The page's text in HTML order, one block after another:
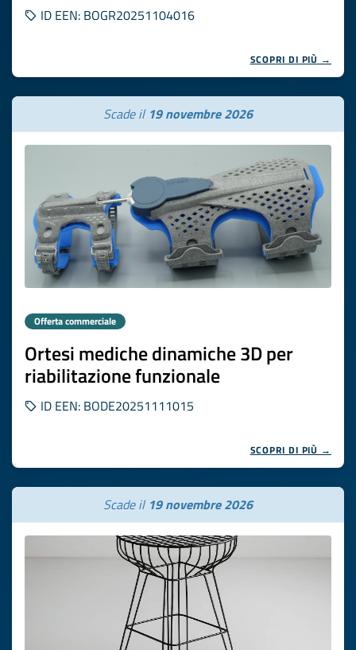
ID EEN: BOGR20251104016
SCOPRI DI PIÙ →
Scade il 19 novembre 2026
Offerta commerciale
Ortesi mediche dinamiche 3D per
riabilitazione funzionale
ID EEN: BODE20251111015
SCOPRI DI PIÙ →
Scade il 19 novembre 2026